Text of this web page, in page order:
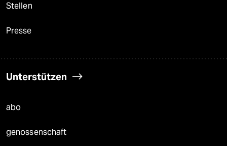
Stellen
Presse
Unterstützen
abo
genossenschaft